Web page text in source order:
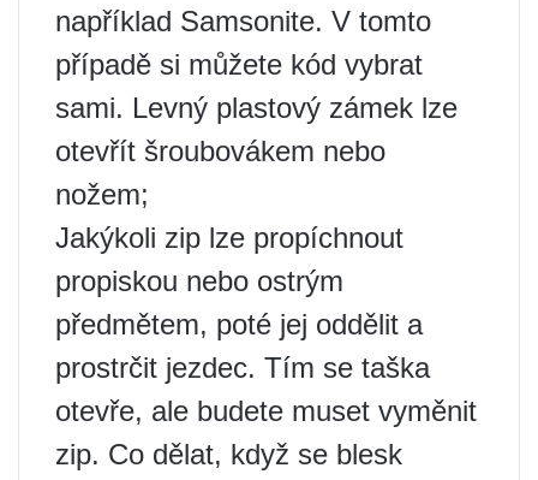
například Samsonite. V tomto
případě si můžete kód vybrat
sami. Levný plastový zámek lze
otevřít šroubovákem nebo
nožem;
Jakýkoli zip lze propíchnout
propiskou nebo ostrým
předmětem, poté jej oddělit a
prostrčit jezdec. Tím se taška
otevře, ale budete muset vyměnit
zip. Co dělat, když se blesk